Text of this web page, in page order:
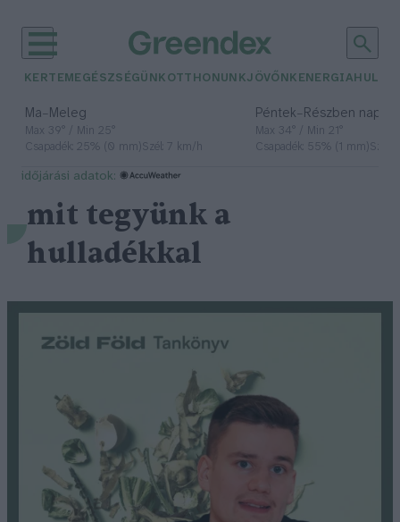
KERTEM EGÉSZSÉGÜNK OTTHONUNKJÖVŐNK ENERGIA
Ma– Meleg
Max 39° / Min 25°
Csapadék: 25% (0 mm)Szél: 7 km/h
Péntek– Részben
Max 34° / Min 21°
Csapadék: 55% (1 mm)Szél:
időjárási adatok:
mit tegyünk a
hulladékkal